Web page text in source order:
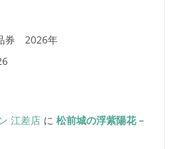
券 2026年
江差店に 松前城の浮紫陽花 –